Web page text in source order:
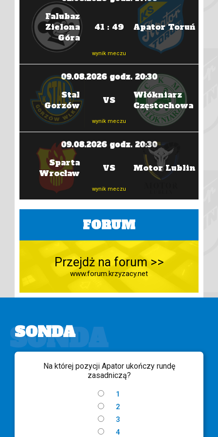
Falubaz
Zielona
Góra
41 : 49 Apator Toruń
wynik meczu
09.08.2026 godz. 20:30
Stal
Gorzów
VS
Włókniarz
Częstochowa
wynik meczu
09.08.2026 godz. 20:30
Sparta
Wrocław
VS Motor Lublin
wynik meczu
FORUM
Przejdż na forum >>
www.forum.krzyzacy.net
SONDA
SONDA
Na której pozycji Apator ukończy rundę
zasadniczą?
1
2
3
4